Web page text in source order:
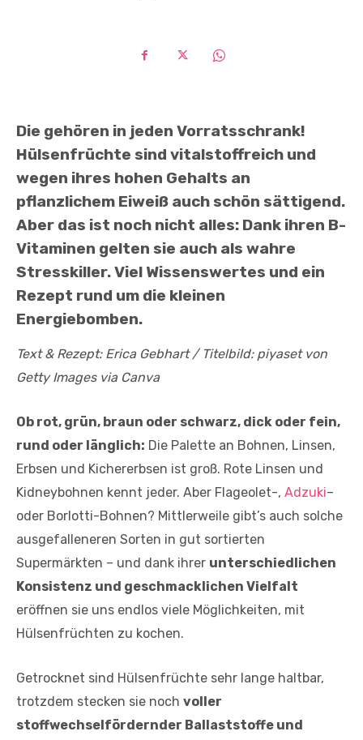
Die gehören in jeden Vorratsschrank!
Hülsenfrüchte sind vitalstoffreich und
wegen ihres hohen Gehalts an
pflanzlichem Eiweiß auch schön sättigend.
Aber das ist noch nicht alles: Dank ihren B-
Vitaminen gelten sie auch als wahre
Stresskiller. Viel Wissenswertes und ein
Rezept rund um die kleinen
Energiebomben.
Text & Rezept: Erica Gebhart / Titelbild: piyaset von
Getty Images via Canva
Ob rot, grün, braun oder schwarz, dick oder fein,
rund oder länglich: Die Palette an Bohnen, Linsen,
Erbsen und Kichererbsen ist groß. Rote Linsen und
Kidneybohnen kennt jeder. Aber Flageolet-, Adzuki–
oder Borlotti-Bohnen? Mittlerweile gibt’s auch solche
ausgefalleneren Sorten in gut sortierten
Supermärkten – und dank ihrer unterschiedlichen
Konsistenz und geschmacklichen Vielfalt
eröffnen sie uns endlos viele Möglichkeiten, mit
Hülsenfrüchten zu kochen.
Getrocknet sind Hülsenfrüchte sehr lange haltbar,
trotzdem stecken sie noch voller
stoffwechselfördernder Ballaststoffe und